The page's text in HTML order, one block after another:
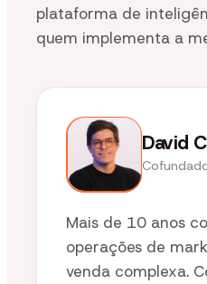
plataforma de
quem implementa a
David
Mais de 10 anos
operações de
venda complexa.